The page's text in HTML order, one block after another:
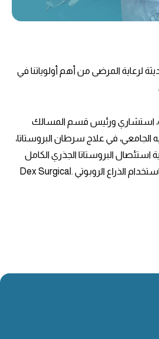
لرعاية المرضى من أهم أولوياتنا في
استشاري ورئيس قسم المسالك
في علاج سرطان البروستاتا،
البروستاتا الجذري الكامل
ولأول مرة في المنطقة باستخدام الذراع الروبوتي .Dex Surgical